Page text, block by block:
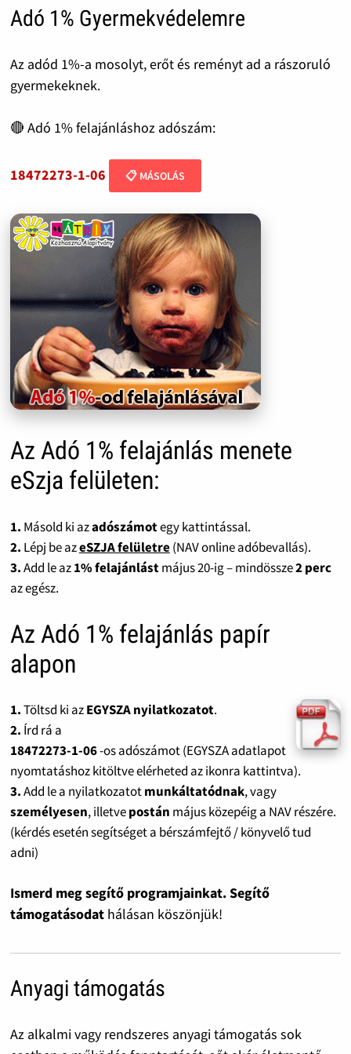
Adó 1% Gyermekvédelemre
Az adód 1%-a mosolyt, erőt és reményt ad a rászoruló
gyermekeknek.
🔴 Adó 1% felajánláshoz adószám:
18472273-1-06 📋 MÁSOLÁS
Az Adó 1% felajánlás menete
eSzja felületen:
1. Másold ki azadószámotegy kattintással.
2. Lépj be azeSZJA felületre(NAV online adóbevallás).
3.Add le az1% felajánlástmájus 20-ig – mindössze2 perc
az egész.
Az Adó 1% felajánlás papír
alapon
1.Töltsd ki azEGYSZA nyilatkozatot.
2. Írd rá a
18472273-1-06-os adószámot (EGYSZA adatlapot
nyomtatáshoz kitöltve elérheted az ikonra kattintva).
3.Add le a nyilatkozatotmunkáltatódnak, vagy
személyesen, illetvepostán május közepéig a NAV részére.
(kérdés esetén segítséget a bérszámfejtő / könyvelő tud
adni)
Ismerd meg segítő programjainkat. Segítő
támogatásodat hálásan köszönjük!
Anyagi támogatás
Az alkalmi vagy rendszeres anyagi támogatás sok